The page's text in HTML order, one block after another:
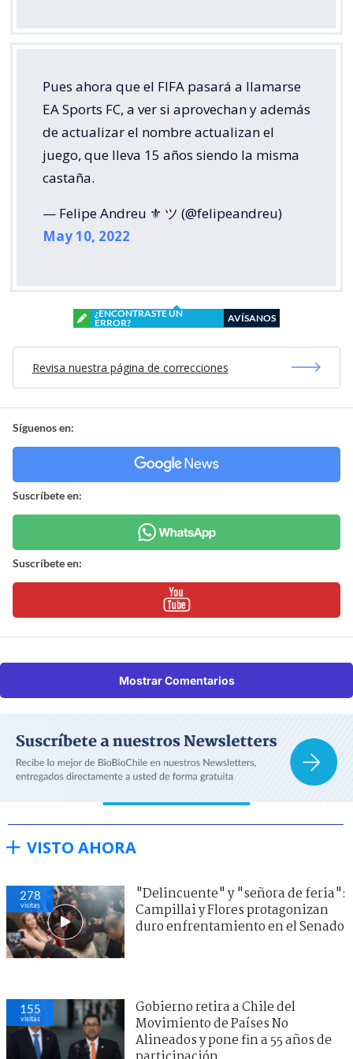
Pues ahora que el FIFA pasará a llamarse
EA Sports FC, a ver si aprovechan y además
de actualizar el nombre actualizan el
juego, que lleva 15 años siendo la misma
castaña.
— Felipe Andreu ⚜️ ツ (@felipeandreu)
May 10, 2022
¿ENCONTRASTE UN
ERROR?
AVÍSANOS
Revisa nuestra página de correcciones
Síguenos en:
Suscríbete en:
Suscríbete en:
Mostrar Comentarios
VISTO AHORA
278
visitas
"Delincuente" y "señora de feria":
Campillai y Flores protagonizan
duro enfrentamiento en el Senado
155
visitas
Gobierno retira a Chile del
Movimiento de Países No
Alineados y pone fin a 55 años de